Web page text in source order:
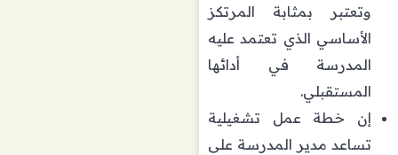
وتعتبر بمثابة المرتكز
الأساسي الذي تعتمد عليه
المدرسة في أدائها
المستقبلي.
إن خطة عمل تشغيلية
تساعد مدير المدرسة على